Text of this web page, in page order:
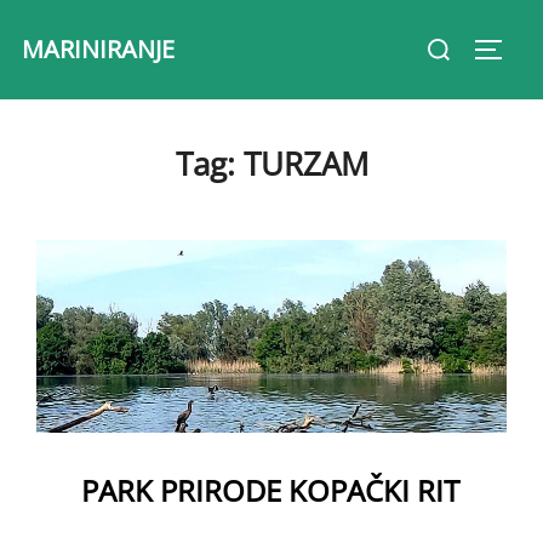
MARINIRANJE
Search
Tag: TURZAM
PARK PRIRODE KOPAČKI RIT